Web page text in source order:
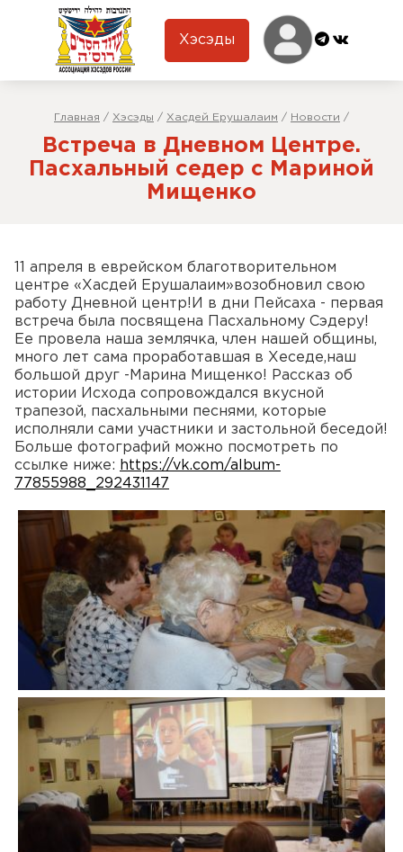
Хэсэды
Главная / Хэсэды / Хасдей Ерушалаим / Новости /
Встреча в Дневном Центре.
Пасхальный седер с Мариной
Мищенко
11 апреля в еврейском благотворительном
центре «Хасдей Ерушалаим»возобновил свою
работу Дневной центр!И в дни Пейсаха - первая
встреча была посвящена Пасхальному Сэдеру!
Ее провела наша землячка, член нашей общины,
много лет сама проработавшая в Хеседе,наш
большой друг -Марина Мищенко! Рассказ об
истории Исхода сопровождался вкусной
трапезой, пасхальными песнями, которые
исполняли сами участники и застольной беседой!
Больше фотографий можно посмотреть по
ссылке ниже: https://vk.com/album-
77855988_292431147